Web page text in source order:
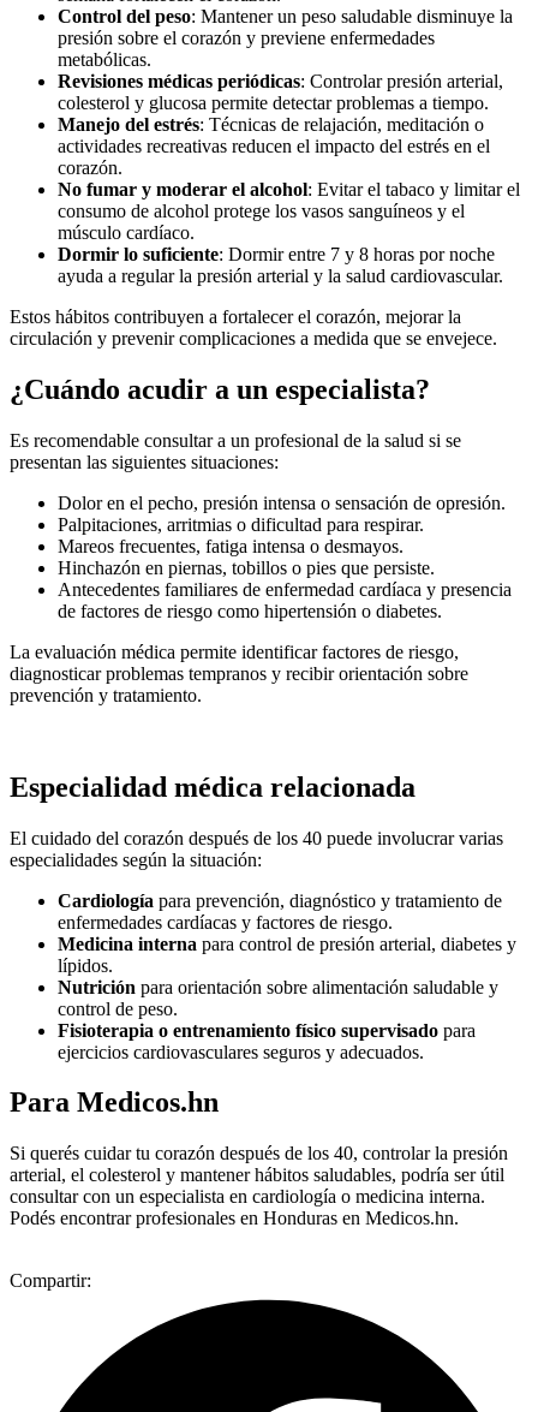
Control del peso: Mantener un peso saludable disminuye la
presión sobre el corazón y previene enfermedades
metabólicas.
Revisiones médicas periódicas: Controlar presión arterial,
colesterol y glucosa permite detectar problemas a tiempo.
Manejo del estrés: Técnicas de relajación, meditación o
actividades recreativas reducen el impacto del estrés en el
corazón.
No fumar y moderar el alcohol: Evitar el tabaco y limitar el
consumo de alcohol protege los vasos sanguíneos y el
músculo cardíaco.
Dormir lo suficiente: Dormir entre 7 y 8 horas por noche
ayuda a regular la presión arterial y la salud cardiovascular.
Estos hábitos contribuyen a fortalecer el corazón, mejorar la
circulación y prevenir complicaciones a medida que se envejece.
¿Cuándo acudir a un especialista?
Es recomendable consultar a un profesional de la salud si se
presentan las siguientes situaciones:
Dolor en el pecho, presión intensa o sensación de opresión.
Palpitaciones, arritmias o dificultad para respirar.
Mareos frecuentes, fatiga intensa o desmayos.
Hinchazón en piernas, tobillos o pies que persiste.
Antecedentes familiares de enfermedad cardíaca y presencia
de factores de riesgo como hipertensión o diabetes.
La evaluación médica permite identificar factores de riesgo,
diagnosticar problemas tempranos y recibir orientación sobre
prevención y tratamiento.
Especialidad médica relacionada
El cuidado del corazón después de los 40 puede involucrar varias
especialidades según la situación:
Cardiología para prevención, diagnóstico y tratamiento de
enfermedades cardíacas y factores de riesgo.
Medicina interna para control de presión arterial, diabetes y
lípidos.
Nutrición para orientación sobre alimentación saludable y
control de peso.
Fisioterapia o entrenamiento físico supervisado para
ejercicios cardiovasculares seguros y adecuados.
Para Medicos.hn
Si querés cuidar tu corazón después de los 40, controlar la presión
arterial, el colesterol y mantener hábitos saludables, podría ser útil
consultar con un especialista en cardiología o medicina interna.
Podés encontrar profesionales en Honduras en Medicos.hn.
Compartir: